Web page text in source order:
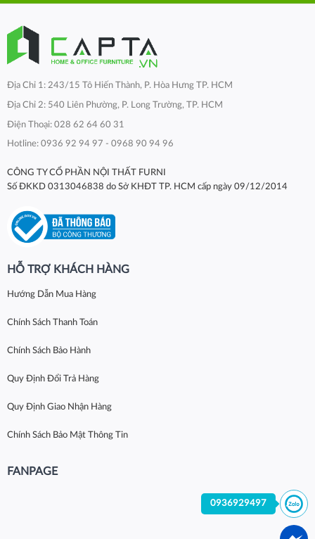
Địa Chỉ 1: 243/15 Tô Hiến Thành, P. Hòa Hưng TP. HCM
Địa Chỉ 2: 540 Liên Phường, P. Long Trường, TP. HCM
Điện Thoại: 028 62 64 60 31
Hotline: 0936 92 94 97 - 0968 90 94 96
CÔNG TY CỔ PHẦN NỘI THẤT FURNI
Số ĐKKD 0313046838 do Sở KHĐT TP. HCM cấp ngày 09/12/2014
HỖ TRỢ KHÁCH HÀNG
Hướng Dẫn Mua Hàng
Chính Sách Thanh Toán
Chính Sách Bảo Hành
Quy Định Đổi Trả Hàng
Quy Định Giao Nhận Hàng
Chính Sách Bảo Mật Thông Tin
FANPAGE
0936929497